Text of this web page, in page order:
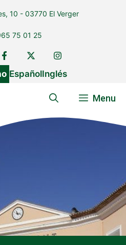
10 - 03770 El Verger
75 01 25
EspañolInglés
Menu